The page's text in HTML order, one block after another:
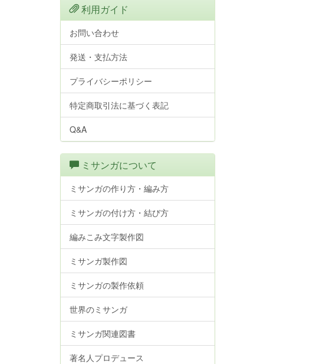
利用ガイド
お問い合わせ
発送・支払方法
プライバシーポリシー
特定商取引法に基づく表記
Q&A
ミサンガについて
ミサンガの作り方・編み方
ミサンガの付け方・結び方
編みこみ文字製作図
ミサンガ製作図
ミサンガの製作依頼
世界のミサンガ
ミサンガ関連図書
著名人プロデュース